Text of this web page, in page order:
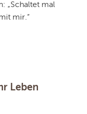
„Schaltet mal
mir.“
Leben